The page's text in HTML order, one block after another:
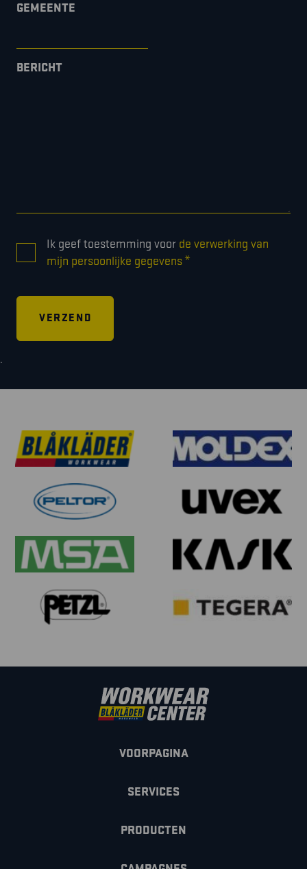
GEMEENTE
BERICHT
* Ik geef toestemming voor de verwerking van
mijn persoonlijke gegevens*
.
VOORPAGINA
SERVICES
PRODUCTEN